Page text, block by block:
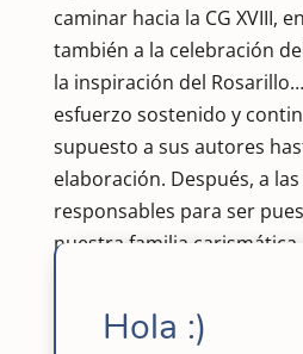
caminar hacia la CG XVIII,
también a la celebración
la inspiración del
esfuerzo sostenido y
supuesto a sus autores
elaboración. Después, a
responsables para ser
nuestra familia
Tratar la devoción de
Hola :)